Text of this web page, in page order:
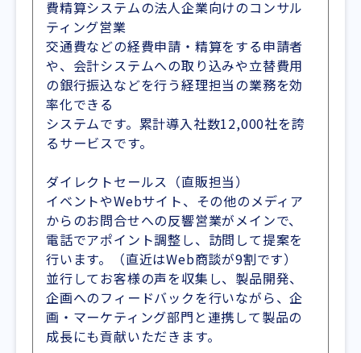
費精算システムの法人企業向けのコンサル
ティング営業
交通費などの経費申請・精算をする申請者
や、会計システムへの取り込みや立替費用
の銀行振込などを行う経理担当の業務を効
率化できる
システムです。累計導入社数12,000社を誇
るサービスです。
ダイレクトセールス（直販担当）
イベントやWebサイト、その他のメディア
からのお問合せへの反響営業がメインで、
電話でアポイント調整し、訪問して提案を
行います。（直近はWeb商談が9割です）
並行してお客様の声を収集し、製品開発、
企画へのフィードバックを行いながら、企
画・マーケティング部門と連携して製品の
成長にも貢献いただきます。